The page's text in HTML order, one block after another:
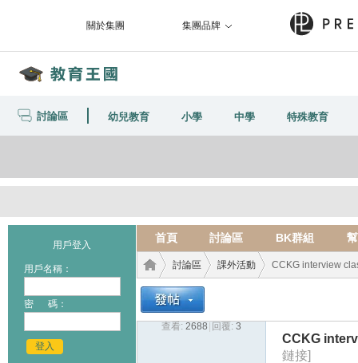
關於集團 集團品牌
討論區 幼兒教育 小學 中學 特殊教育
用戶登入
用戶名稱：
密 碼：
登入
首頁 討論區 BK群組
討論區
›
課外活動 CCKG interview
查看: 2688 回覆: 3
CCKG
鏈接]